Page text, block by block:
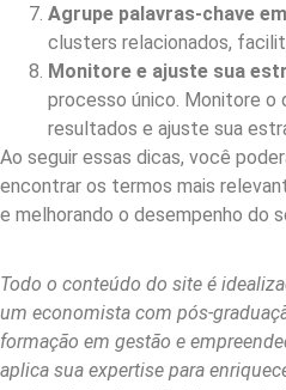
Agrupe palavras-chave
clusters relacionados,
Monitore e ajuste sua
processo único. Monitore o
resultados e ajuste sua
Ao seguir essas dicas, você
encontrar os termos mais
e melhorando o desempenho do
Todo o conteúdo do site é
um economista com pós-
formação em gestão e
aplica sua expertise para